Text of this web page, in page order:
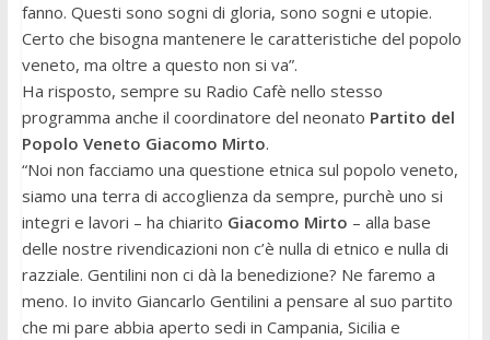
fanno. Questi sono sogni di gloria, sono sogni e utopie.
Certo che bisogna mantenere le caratteristiche del popolo
veneto, ma oltre a questo non si va”.
Ha risposto, sempre su Radio Cafè nello stesso
programma anche il coordinatore del neonato Partito del
Popolo Veneto Giacomo Mirto.
“Noi non facciamo una questione etnica sul popolo veneto,
siamo una terra di accoglienza da sempre, purchè uno si
integri e lavori – ha chiarito Giacomo Mirto – alla base
delle nostre rivendicazioni non c’è nulla di etnico e nulla di
razziale. Gentilini non ci dà la benedizione? Ne faremo a
meno. Io invito Giancarlo Gentilini a pensare al suo partito
che mi pare abbia aperto sedi in Campania, Sicilia e